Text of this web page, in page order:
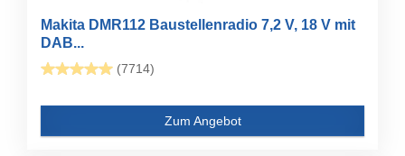
Makita DMR112 Baustellenradio 7,2 V, 18 V mit
DAB...
(7714)
Zum Angebot